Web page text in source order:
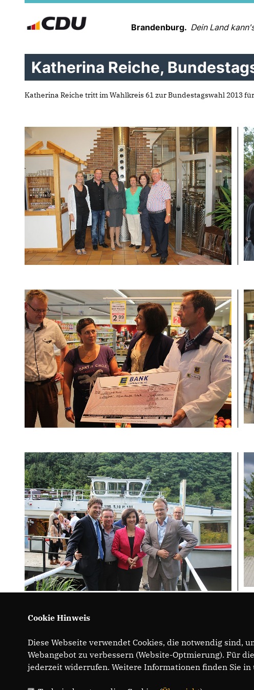
Brandenburg. Dein Land
Katherina Reiche,
Katherina Reiche tritt im Wahlkreis 61 zur Bundestagswahl 2013
Cookie Hinweis
Diese Webseite verwendet Cookies, die notwendig sind,
Webangebot zu verbessern (Website-Optmierung). Für
jederzeit widerrufen. Weitere Informationen finden Sie in